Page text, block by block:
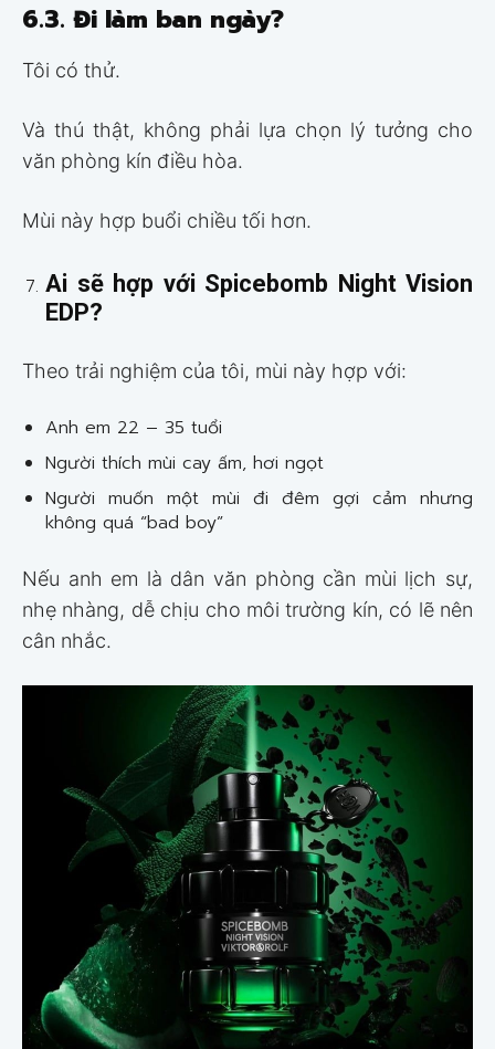
6.3. Đi làm ban ngày?
Tôi có thử.
Và thú thật, không phải lựa chọn lý tưởng cho
văn phòng kín điều hòa.
Mùi này hợp buổi chiều tối hơn.
Ai sẽ hợp với Spicebomb Night Vision
EDP?
Theo trải nghiệm của tôi, mùi này hợp với:
Anh em 22 – 35 tuổi
Người thích mùi cay ấm, hơi ngọt
Người muốn một mùi đi đêm gợi cảm nhưng
không quá “bad boy”
Nếu anh em là dân văn phòng cần mùi lịch sự,
nhẹ nhàng, dễ chịu cho môi trường kín, có lẽ nên
cân nhắc.